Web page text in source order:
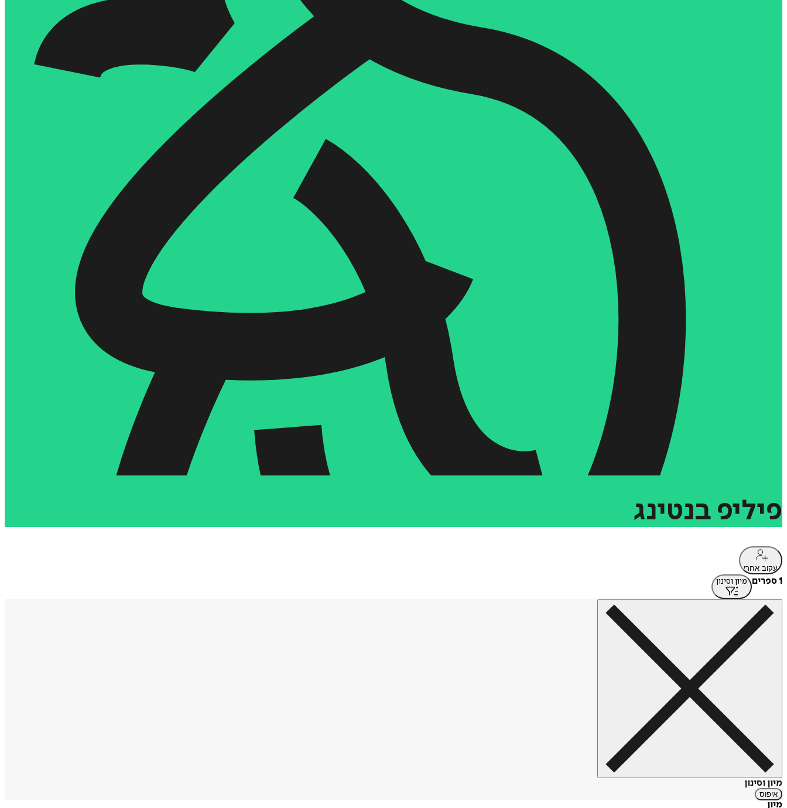
פיליפ בנטינג
עקוב אחרי
1 ספרים מיון וסינון
מיון וסינון
איפוס
מיון